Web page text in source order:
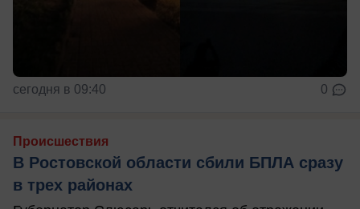
сегодня в 09:40 0
Происшествия
В Ростовской области сбили БПЛА сразу
в трех районах